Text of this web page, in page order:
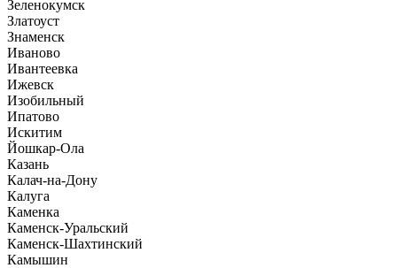
Зеленокумск
Златоуст
Знаменск
Иваново
Ивантеевка
Ижевск
Изобильный
Ипатово
Искитим
Йошкар-Ола
Казань
Калач-на-Дону
Калуга
Каменка
Каменск-Уральский
Каменск-Шахтинский
Камышин